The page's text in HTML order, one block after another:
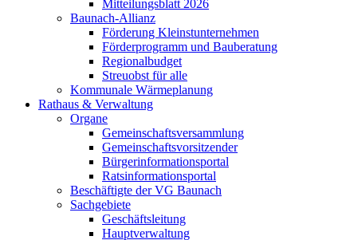
Mitteilungsblatt 2026
Baunach-Allianz
Förderung Kleinstunternehmen
Förderprogramm und Bauberatung
Regionalbudget
Streuobst für alle
Kommunale Wärmeplanung
Rathaus & Verwaltung
Organe
Gemeinschaftsversammlung
Gemeinschaftsvorsitzender
Bürgerinformationsportal
Ratsinformationsportal
Beschäftigte der VG Baunach
Sachgebiete
Geschäftsleitung
Hauptverwaltung